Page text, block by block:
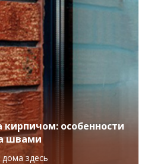
особенности
швами
здесь